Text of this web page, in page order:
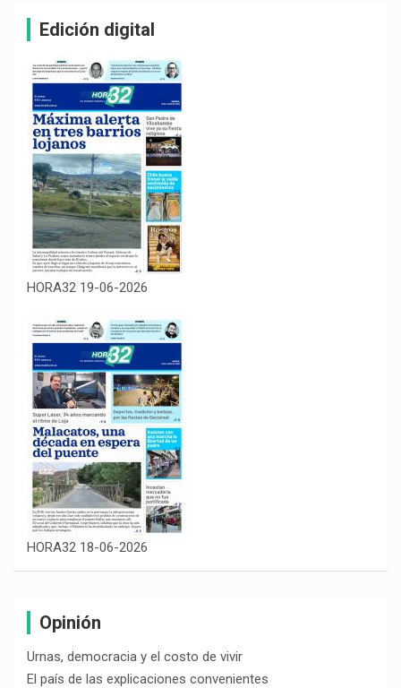
Edición digital
HORA32 19-06-2026
HORA32 18-06-2026
Opinión
Urnas, democracia y el costo de vivir
El país de las explicaciones convenientes